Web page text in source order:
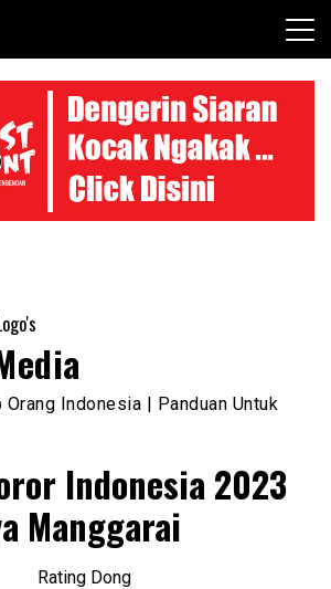
Orang Indonesia | Panduan Untuk
Indonesia 2023
Manggarai
Rating Dong